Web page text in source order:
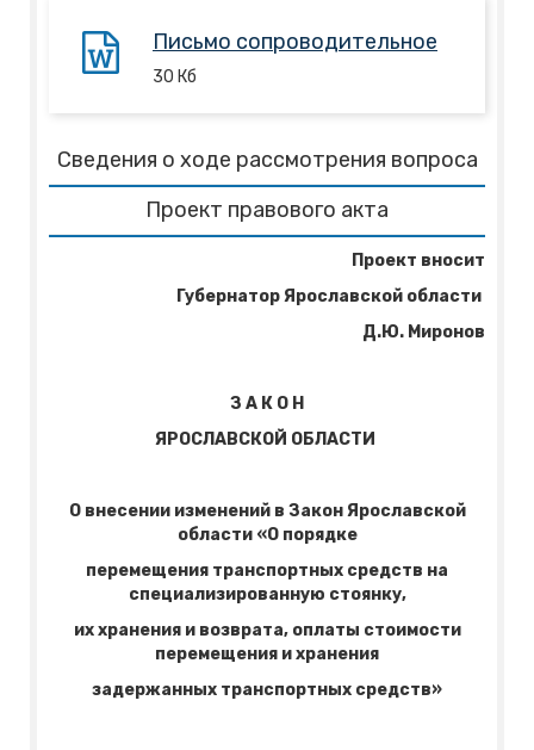
Письмо сопроводительное
30 Кб
Сведения о ходе рассмотрения вопроса
Проект правового акта
Проект вносит
Губернатор Ярославской области
Д.Ю. Миронов
З А К О Н
ЯРОСЛАВСКОЙ ОБЛАСТИ
О внесении изменений в Закон Ярославской
области «О порядке
перемещения транспортных средств на
специализированную стоянку,
их хранения и возврата, оплаты стоимости
перемещения и хранения
задержанных транспортных средств»